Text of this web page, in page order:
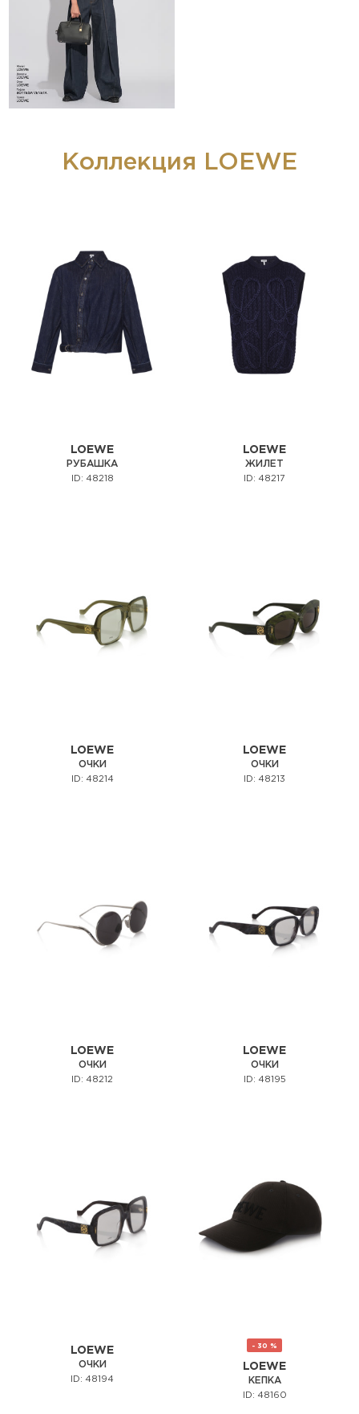
Коллекция LOEWE
LOEWE
РУБАШКА
ID: 48218
LOEWE
ЖИЛЕТ
ID: 48217
LOEWE
ОЧКИ
ID: 48214
LOEWE
ОЧКИ
ID: 48213
LOEWE
ОЧКИ
ID: 48212
LOEWE
ОЧКИ
ID: 48195
LOEWE
ОЧКИ
ID: 48194
- 30 %
LOEWE
КЕПКА
ID: 48160